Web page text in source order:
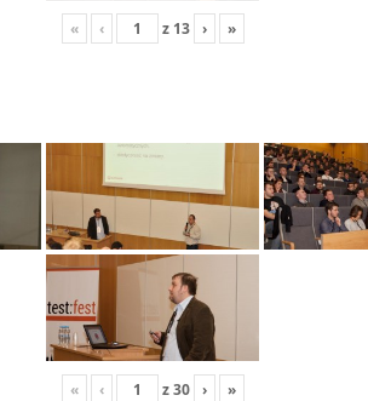
« ‹ z 13 › »
« ‹ z30 › »